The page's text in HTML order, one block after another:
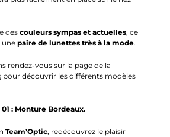
des couleurs sympas et actuelles, ce
une paire de lunettes très à la mode.
rendez-vous sur la page de la
pour découvrir les différents modèles
01 : Monture Bordeaux.
Team’Optic, redécouvrez le plaisir